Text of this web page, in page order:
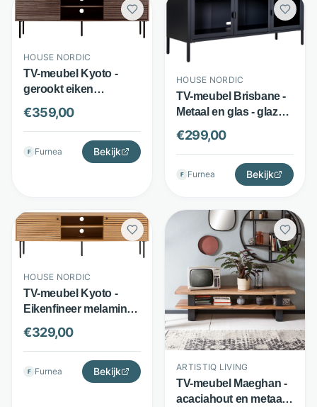
HOUSE NORDIC
TV-meubel Kyoto -
gerookt eiken
melamine MDF - 2
deuren en 2 planken -
bruin - House Nordic
€359,00
F Furnea Bekijk
HOUSE NORDIC
TV-meubel Brisbane -
Metaal en glas - glazen
deuren - zwart - House
Nordic
€299,00
F Furnea Bekijk
HOUSE NORDIC
TV-meubel Kyoto -
Eikenfineer melamine
MDF - 2 deuren en 2
open vakken - Bruin -
House Nordic
€329,00
F Furnea Bekijk ARTISTIQ LIVING
TV-meubel Maeghan -
acaciahout en metaal -